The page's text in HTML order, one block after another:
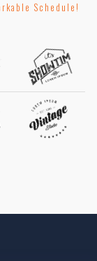
Schedule!